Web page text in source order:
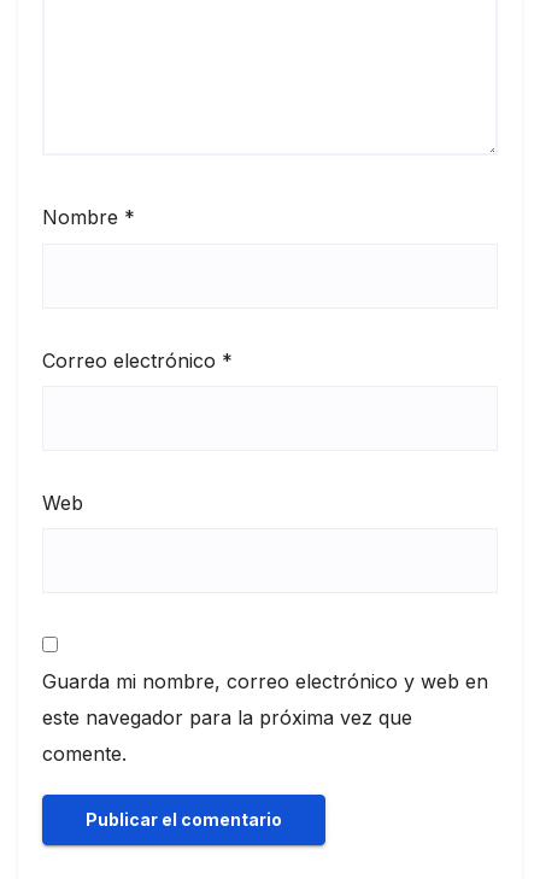
Nombre *
Correo electrónico *
Web
Guarda mi nombre, correo electrónico y web en
este navegador para la próxima vez que
comente.